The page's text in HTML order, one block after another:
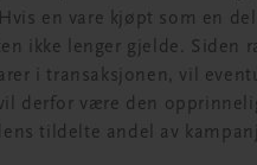
en vare kjøpt som en
ikke lenger gjelde. Siden
i transaksjonen, vil
derfor være den
tildelte andel av